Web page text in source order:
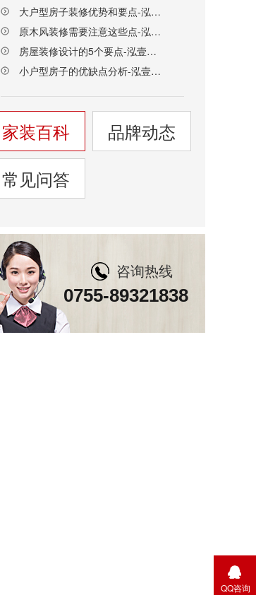
大户型房子装修优势和要点-泓壹设计
原木风装修需要注意这些点-泓壹设计
房屋装修设计的5个要点-泓壹设计
小户型房子的优缺点分析-泓壹设计
家装百科
品牌动态
常见问答
咨询热线
0755-89321838
QQ咨询